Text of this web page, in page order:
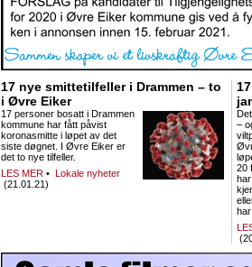
17 nye smittetilfeller i Drammen – to
i Øvre Eiker
17 personer bosatt i Drammen
kommune har fått påvist
koronasmitte i løpet av det
siste døgnet. I Øvre Eiker er
det to nye tilfeller.
LES MER • Lokale nyheter
(21.01.21)
–
20